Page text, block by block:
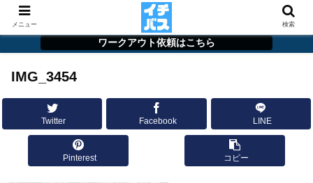
ワークアウト依頼はこちら
IMG_3454
Twitter Facebook LINE
Pinterest コピー
メニュー 検索